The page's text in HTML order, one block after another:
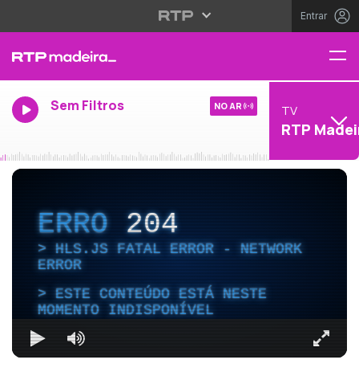
Entrar
Sem Filtros NO AR TV
RTP
ERRO204
HLS.JS FATAL ERROR - NETWORK
ERROR
ESTE CONTEÚDO ESTÁ NESTE
MOMENTO INDISPONÍVEL